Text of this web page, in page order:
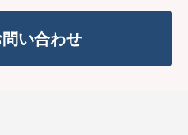
い合わせ